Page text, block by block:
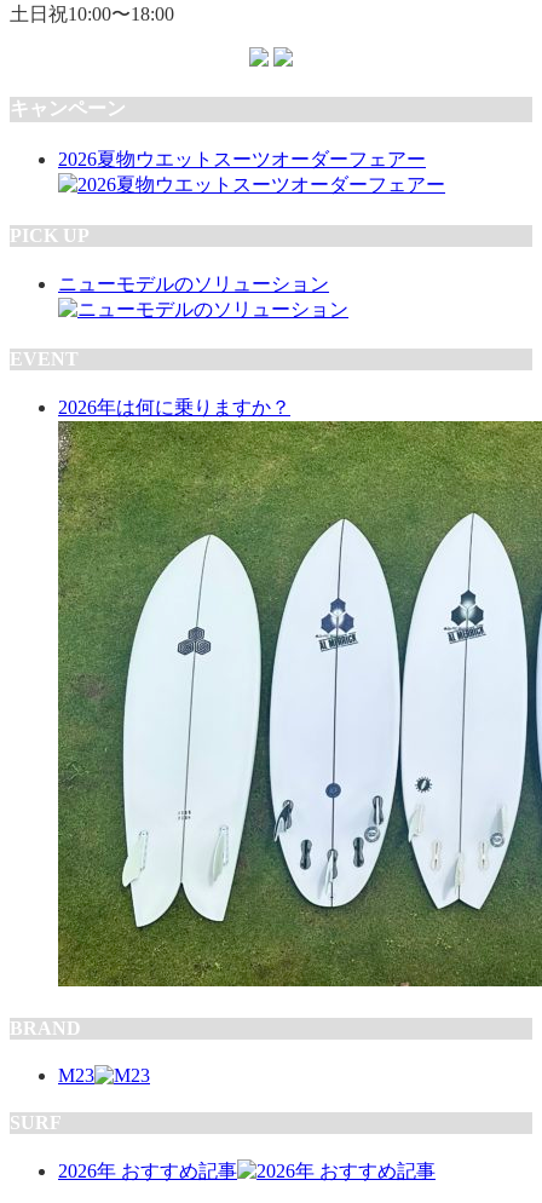
土日祝10:00〜18:00
キャンペーン
2026夏物ウエットスーツオーダーフェアー
PICK UP
ニューモデルのソリューション
EVENT
2026年は何に乗りますか？
BRAND
M23
SURF
2026年 おすすめ記事